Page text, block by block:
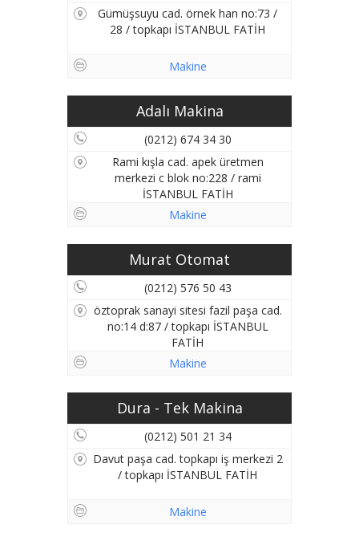
Gümüşsuyu cad. örnek han no:73 /
28 / topkapı İSTANBUL FATİH
Makine
Adalı Makina
(0212) 674 34 30
Rami kışla cad. apek üretmen
merkezi c blok no:228 / rami
İSTANBUL FATİH
Makine
Murat Otomat
(0212) 576 50 43
öztoprak sanayi sitesi fazil paşa cad.
no:14 d:87 / topkapı İSTANBUL
FATİH
Makine
Dura - Tek Makina
(0212) 501 21 34
Davut paşa cad. topkapı iş merkezi 2
/ topkapı İSTANBUL FATİH
Makine